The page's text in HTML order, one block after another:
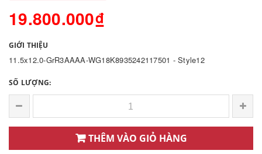
19.800.000₫
GIỚI THIỆU
11.5x12.0-GrR3AAAA-WG18K8935242117501 - Style12
SỐ LƯỢNG:
THÊM VÀO GIỎ HÀNG